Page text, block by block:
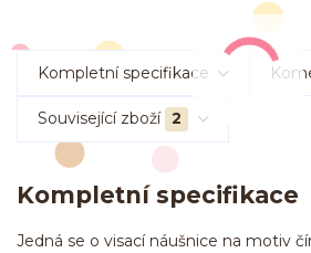
Kompletní specifikace
Související zboží 2
Kompletní specifikace
Jedná se o visací náušnice na motiv